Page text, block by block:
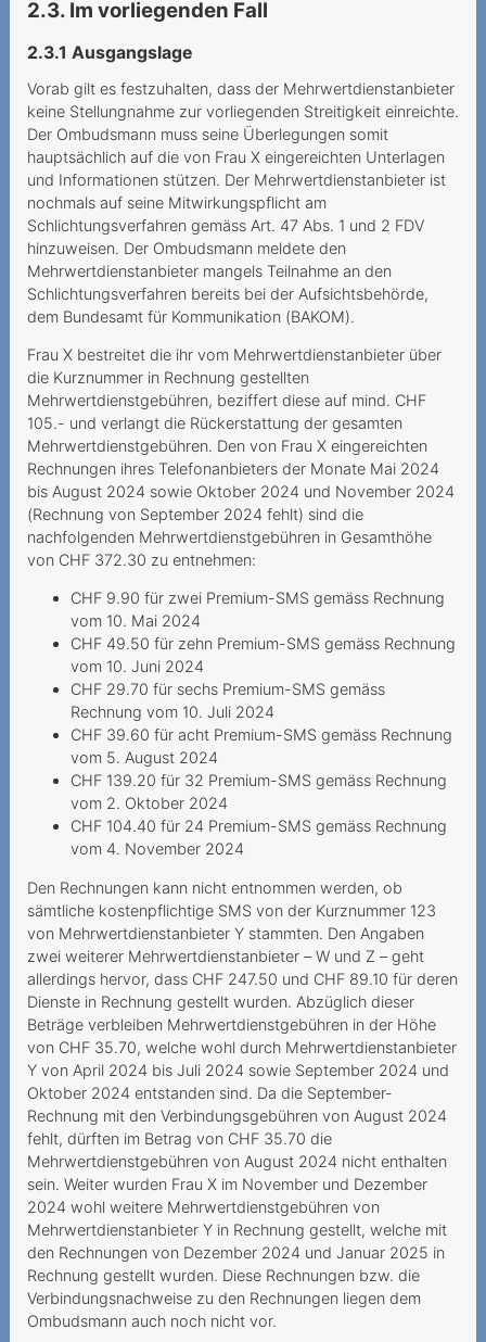
2.3. Im vorliegenden Fall
2.3.1 Ausgangslage
Vorab gilt es festzuhalten, dass der Mehrwertdienstanbieter
keine Stellungnahme zur vorliegenden Streitigkeit einreichte.
Der Ombudsmann muss seine Überlegungen somit
hauptsächlich auf die von Frau X eingereichten Unterlagen
und Informationen stützen. Der Mehrwertdienstanbieter ist
nochmals auf seine Mitwirkungspflicht am
Schlichtungsverfahren gemäss Art. 47 Abs. 1 und 2 FDV
hinzuweisen. Der Ombudsmann meldete den
Mehrwertdienstanbieter mangels Teilnahme an den
Schlichtungsverfahren bereits bei der Aufsichtsbehörde,
dem Bundesamt für Kommunikation (BAKOM).
Frau X bestreitet die ihr vom Mehrwertdienstanbieter über
die Kurznummer in Rechnung gestellten
Mehrwertdienstgebühren, beziffert diese auf mind. CHF
105.- und verlangt die Rückerstattung der gesamten
Mehrwertdienstgebühren. Den von Frau X eingereichten
Rechnungen ihres Telefonanbieters der Monate Mai 2024
bis August 2024 sowie Oktober 2024 und November 2024
(Rechnung von September 2024 fehlt) sind die
nachfolgenden Mehrwertdienstgebühren in Gesamthöhe
von CHF 372.30 zu entnehmen:
CHF 9.90 für zwei Premium-SMS gemäss Rechnung
vom 10. Mai 2024
CHF 49.50 für zehn Premium-SMS gemäss Rechnung
vom 10. Juni 2024
CHF 29.70 für sechs Premium-SMS gemäss
Rechnung vom 10. Juli 2024
CHF 39.60 für acht Premium-SMS gemäss Rechnung
vom 5. August 2024
CHF 139.20 für 32 Premium-SMS gemäss Rechnung
vom 2. Oktober 2024
CHF 104.40 für 24 Premium-SMS gemäss Rechnung
vom 4. November 2024
Den Rechnungen kann nicht entnommen werden, ob
sämtliche kostenpflichtige SMS von der Kurznummer 123
von Mehrwertdienstanbieter Y stammten. Den Angaben
zwei weiterer Mehrwertdienstanbieter – W und Z – geht
allerdings hervor, dass CHF 247.50 und CHF 89.10 für deren
Dienste in Rechnung gestellt wurden. Abzüglich dieser
Beträge verbleiben Mehrwertdienstgebühren in der Höhe
von CHF 35.70, welche wohl durch Mehrwertdienstanbieter
Y von April 2024 bis Juli 2024 sowie September 2024 und
Oktober 2024 entstanden sind. Da die September-
Rechnung mit den Verbindungsgebühren von August 2024
fehlt, dürften im Betrag von CHF 35.70 die
Mehrwertdienstgebühren von August 2024 nicht enthalten
sein. Weiter wurden Frau X im November und Dezember
2024 wohl weitere Mehrwertdienstgebühren von
Mehrwertdienstanbieter Y in Rechnung gestellt, welche mit
den Rechnungen von Dezember 2024 und Januar 2025 in
Rechnung gestellt wurden. Diese Rechnungen bzw. die
Verbindungsnachweise zu den Rechnungen liegen dem
Ombudsmann auch noch nicht vor.
Sperrung im Ausland trotz
Verantwortung des
Mehrwertdienstanbieters
Funkstille statt Portierung
Teurer Wettbewerb
Partnersuche mit hohen
Kosten
Teurer Aufenthalt in Ghana
Von der Ehefrau
verlängerter Mobilvertrag
Überblick verloren
Unlimitiertes Abonnement
mit Limit
Eintritt ins Altersheim
Wesentlicher Irrtum
Ungewollter
Vertragsschluss mit
horrenden
Kündigungsgebühren
Störungen sind immer ein
Ärgernis
Wo bleibt die 5G-
Verbindung?
Sperrung der Nummer
wegen Premium-SMS
2020
Ohne Gesichtsscann keine
SIM-Karte
10Gbit s versprochen nur 1
Gbit s erhalten
Finanzielle Notlage
ausgenutzt
Gehört die Schweiz zur EU
Auf Falschauskünfte der
Mitarbeitenden darf man
sich verlass
Corona-Pandemie führt zu
teurer Flugannullierung